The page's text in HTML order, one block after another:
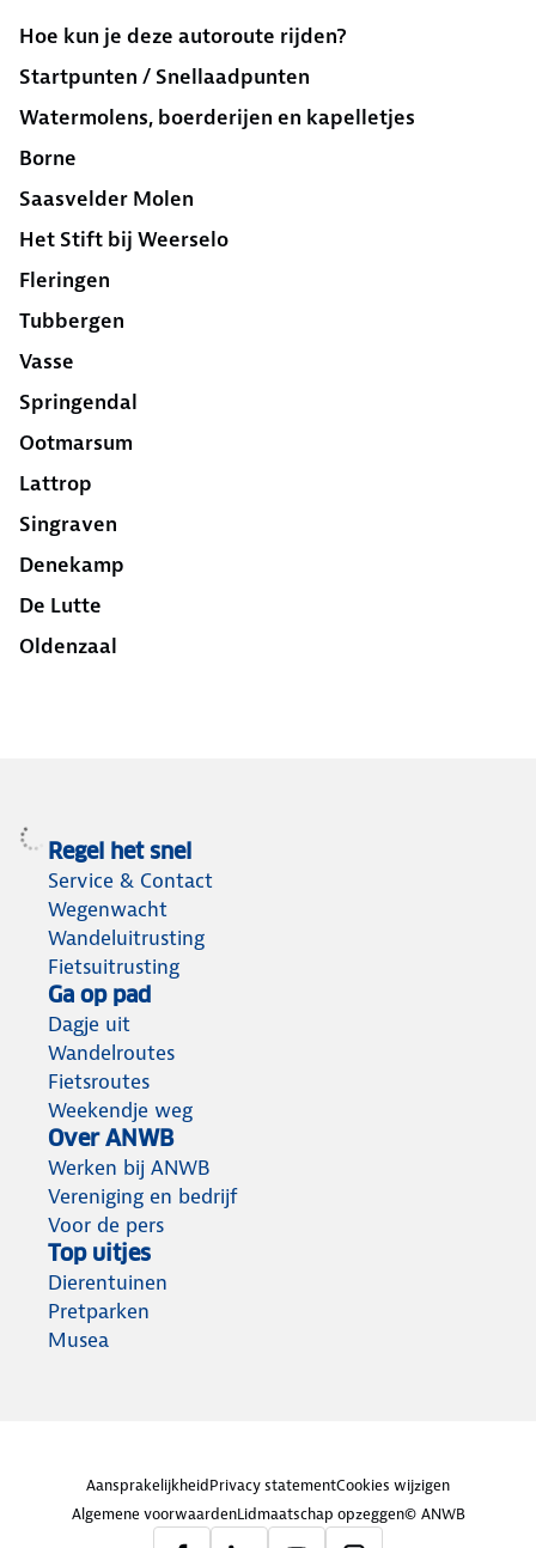
Hoe kun je deze autoroute rijden?
Startpunten / Snellaadpunten
Watermolens, boerderijen en kapelletjes
Borne
Saasvelder Molen
Het Stift bij Weerselo
Fleringen
Tubbergen
Vasse
Springendal
Ootmarsum
Lattrop
Singraven
Denekamp
De Lutte
Oldenzaal
Regel het snel
Service & Contact
Wegenwacht
Wandeluitrusting
Fietsuitrusting
Ga op pad
Dagje uit
Wandelroutes
Fietsroutes
Weekendje weg
Over ANWB
Werken bij ANWB
Vereniging en bedrijf
Voor de pers
Top uitjes
Dierentuinen
Pretparken
Musea
AansprakelijkheidPrivacy statementCookies wijzigen
Algemene voorwaardenLidmaatschap opzeggen© ANWB